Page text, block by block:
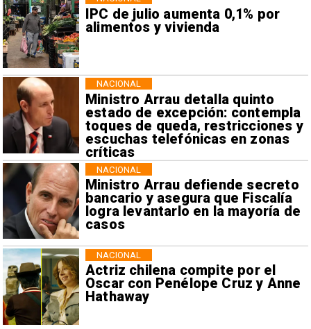
IPC de julio aumenta 0,1% por
alimentos y vivienda
Ministro Arrau detalla quinto
estado de excepción: contempla
toques de queda, restricciones y
escuchas telefónicas en zonas
críticas
NACIONAL
Ministro Arrau defiende secreto
bancario y asegura que Fiscalía
logra levantarlo en la mayoría de
casos
NACIONAL
Actriz chilena compite por el
Oscar con Penélope Cruz y Anne
Hathaway
NACIONAL